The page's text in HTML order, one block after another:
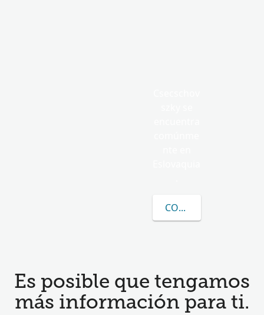
CONOCER MÁS
Es posible que tengamos
más información para ti.